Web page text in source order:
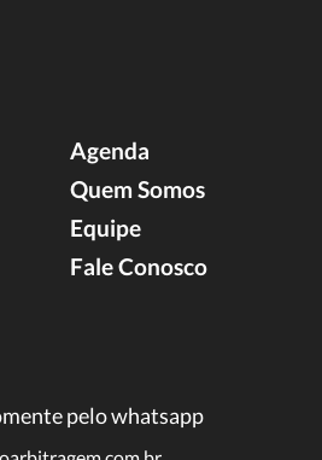
Agenda
Quem Somos
Equipe
Fale Conosco
pelo whatsapp